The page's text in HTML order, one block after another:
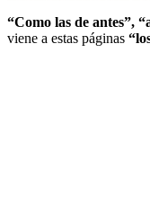
“Como las de antes”,
viene a estas páginas